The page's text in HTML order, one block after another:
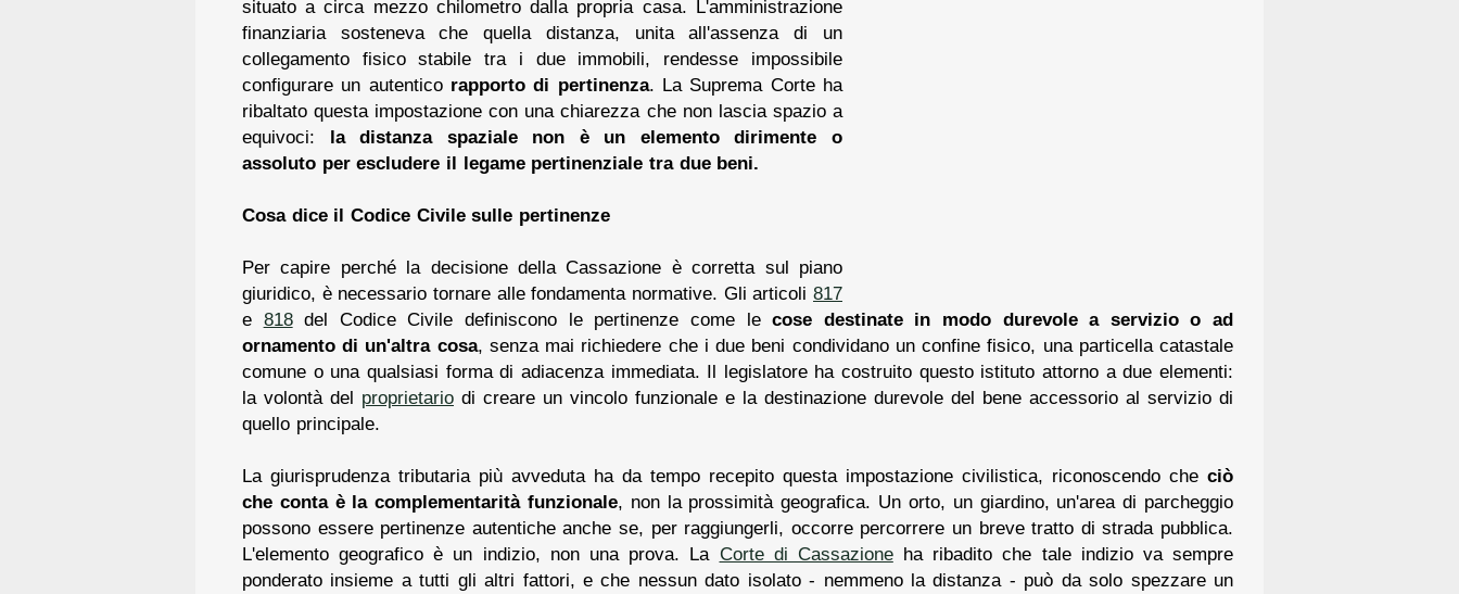
situato a circa mezzo chilometro dalla propria casa. L'amministrazione
finanziaria sosteneva che quella distanza, unita all'assenza di un
collegamento fisico stabile tra i due immobili, rendesse impossibile
configurare un autentico rapporto di pertinenza. La Suprema Corte ha
ribaltato questa impostazione con una chiarezza che non lascia spazio a
equivoci: la distanza spaziale non è un elemento dirimente o
assoluto per escludere il legame pertinenziale tra due beni.
Cosa dice il Codice Civile sulle pertinenze
Per capire perché la decisione della Cassazione è corretta sul piano
giuridico, è necessario tornare alle fondamenta normative. Gli articoli 817
e 818del Codice Civile definiscono le pertinenze come lecose destinate in modo durevole a servizio o ad
ornamento di un'altra cosa, senza mai richiedere che i due beni condividano un confine fisico, una particella catastale
comune o una qualsiasi forma di adiacenza immediata. Il legislatore ha costruito questo istituto attorno a due elementi:
la volontà del proprietario di creare un vincolo funzionale e la destinazione durevole del bene accessorio al servizio di
quello principale.
La giurisprudenza tributaria più avveduta ha da tempo recepito questa impostazione civilistica, riconoscendo che ciò
che conta è la complementarità funzionale, non la prossimità geografica. Un orto, un giardino, un'area di parcheggio
possono essere pertinenze autentiche anche se, per raggiungerli, occorre percorrere un breve tratto di strada pubblica.
L'elemento geografico è un indizio, non una prova. La Corte di Cassazioneha ribadito che tale indizio va sempre
ponderato insieme a tutti gli altri fattori, e che nessun dato isolato - nemmeno la distanza - può da solo spezzare un